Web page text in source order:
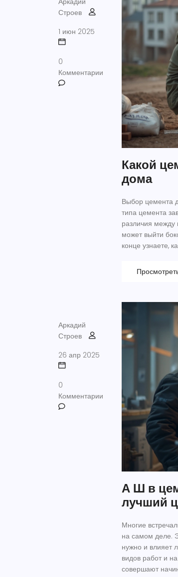
Строев
1 июн 2025
0
Комментарии
Какой
дома
Выбор цемента
типа цемента
различия между
может выйти
конце узнаете,
Аркадий
Строев
26 апр 2025
0
Комментарии
А Ш в
лучший
Многие
на самом деле.
нужно и влияет
видов работ и
совершают